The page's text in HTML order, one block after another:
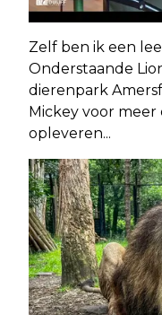
Zelf ben ik een
Onderstaande
dierenpark
Mickey voor meer
opleveren...